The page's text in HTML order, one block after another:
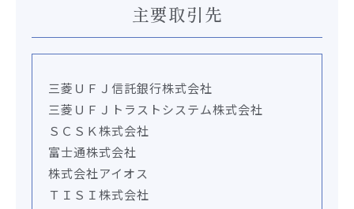
主要取引先
三菱ＵＦＪ信託銀行株式会社
三菱ＵＦＪトラストシステム株式会社
ＳＣＳＫ株式会社
富士通株式会社
株式会社アイオス
ＴＩＳＩ株式会社